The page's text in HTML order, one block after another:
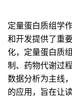
定量蛋白质组学
和开发提供了重
化，定量蛋白质
制、药物代谢过
数据分析为主线
的应用，旨在让